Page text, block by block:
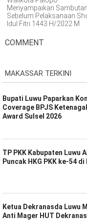
Menyampaikan Sambutan
Sebelum Pelaksanaan
Idul Fitri 1443 H/2022 M
COMMENT
MAKASSAR TERKINI
Bupati Luwu Paparkan
Coverage BPJS
Award Sulsel 2026
TP PKK Kabupaten Luwu
Puncak HKG PKK ke-54
Ketua Dekranasda Luwu
Anti Mager HUT